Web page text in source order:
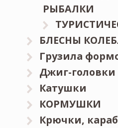
РЫБАЛКИ
БЛЕСНЫ
Грузила
Джиг-головки
Катушки
КОРМУШКИ
Крючки,